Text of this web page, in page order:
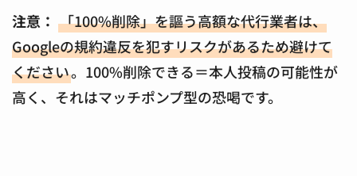
注意： 「100%削除」を謳う高額な代行業者は、
Googleの規約違反を犯すリスクがあるため避けて
ください。100%削除できる＝本人投稿の可能性が
高く、それはマッチポンプ型の恐喝です。